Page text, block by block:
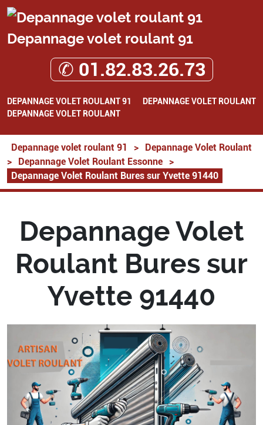
Depannage volet roulant 91
✆ 01.82.83.26.73
DEPANNAGE VOLET ROULANT 91
DEPANNAGE VOLET ROULANT
DEPANNAGE VOLET ROULANT
Depannage volet roulant 91 >
Depannage Volet Roulant
>
Depannage Volet Roulant Essonne
>
Depannage Volet Roulant Bures sur Yvette 91440
Depannage Volet
Roulant Bures sur
Yvette 91440